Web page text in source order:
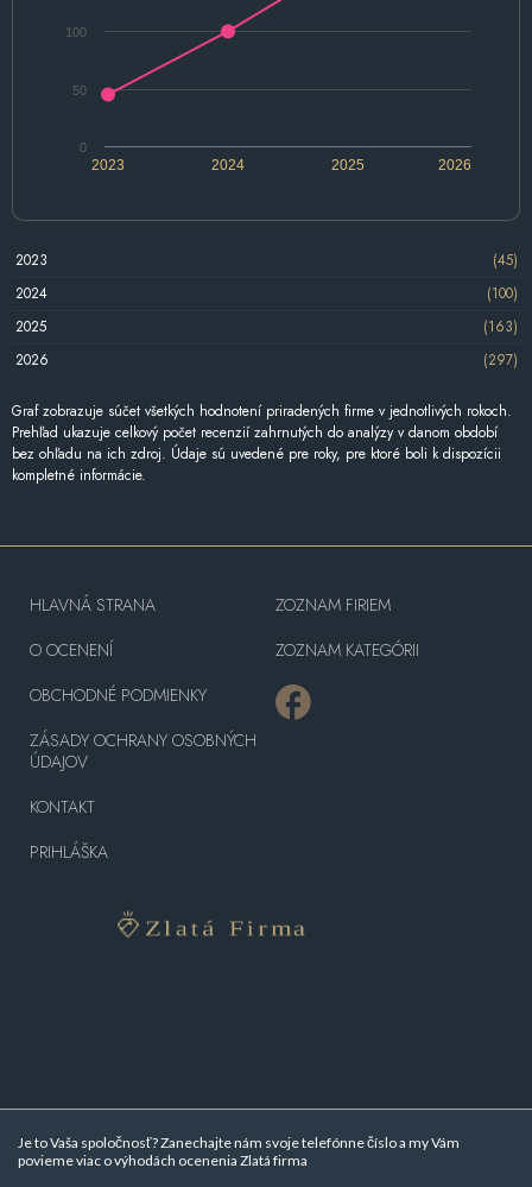
2024 2026
2023 2025
0
50
100
2023
(45)
2024
(100)
2025
(163)
2026
(297)
Graf zobrazuje súčet všetkých hodnotení priradených firme v jednotlivých rokoch.
Prehľad ukazuje celkový počet recenzií zahrnutých do analýzy v danom období
bez ohľadu na ich zdroj. Údaje sú uvedené pre roky, pre ktoré boli k dispozícii
kompletné informácie.
Je to Vaša spoločnosť? Zanechajte nám svoje telefónne číslo a my Vám
povieme viac ovýhodách ocenenia Zlatá firma
HLAVNÁ STRANA
O OCENENÍ
OBCHODNÉ PODMIENKY
ZÁSADY OCHRANY OSOBNÝCH
ÚDAJOV
KONTAKT
PRIHLÁŠKA
ZOZNAM FIRIEM
ZOZNAM KATEGÓRII